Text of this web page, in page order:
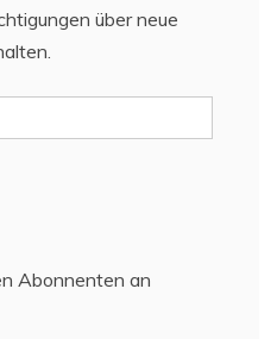
über neue
Abonnenten an